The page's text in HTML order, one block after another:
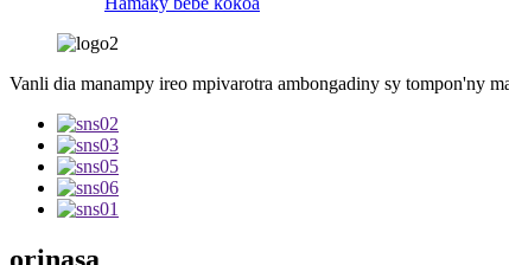
Vanli dia manampy ireo mpivarotra ambongadiny sy tompon'ny